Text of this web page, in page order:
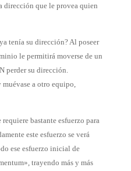
dirección que le provea quien
tenía su dirección? Al poseer
le permitirá moverse de un
perder su dirección.
a otro equipo,
bastante esfuerzo para
este esfuerzo se verá
ese esfuerzo inicial de
trayendo más y más